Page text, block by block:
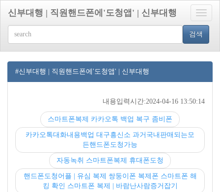
Toggle
신부대행 | 직원핸드폰에'도청앱' | 신부대행
검색
#신부대행 | 직원핸드폰에'도청앱' | 신부대행
내용입력시간:2024-04-16 13:50:14
스마트폰복제 카카오톡 백업 복구 좀비폰
카카오톡대화내용백업 대구흥신소 과거국내판매되는모
든핸드폰도청가능
자동녹취 스마트폰복제 휴대폰도청
핸드폰도청어플 | 유심 복제 쌍둥이폰 복제폰 스마트폰 해
킹 확인 스마트폰 복제 | 바람난사람증거잡기